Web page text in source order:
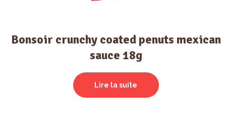
Bonsoir crunchy coated penuts mexican
sauce 18g
Lire la suite